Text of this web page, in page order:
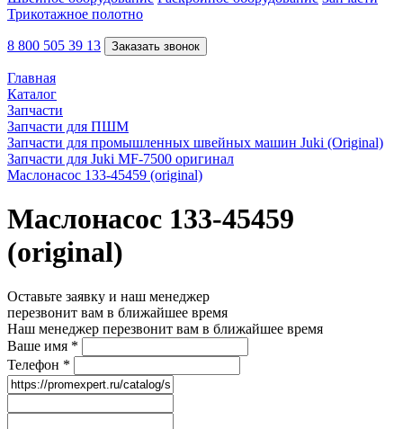
Трикотажное полотно
8 800 505 39 13 Заказать звонок
Главная
Каталог
Запчасти
Запчасти для ПШМ
Запчасти для промышленных швейных машин Juki (Original)
Запчасти для Juki MF-7500 оригинал
Маслонасос 133-45459 (original)
Маслонасос 133-45459
(original)
Оставьте заявку и наш менеджер
перезвонит вам в ближайшее время
Наш менеджер перезвонит вам в ближайшее время
Ваше имя *
Телефон *